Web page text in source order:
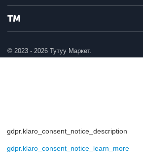
ТМ
© 2023 - 2026 Тутуу Маркет.
gdpr.klaro_consent_notice_description
gdpr.klaro_consent_notice_learn_more